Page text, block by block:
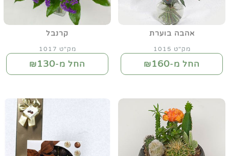
אהבה בוערת
מק"ט 1015
החל מ-₪160
קרנבל
מק"ט 1017
החל מ-₪130